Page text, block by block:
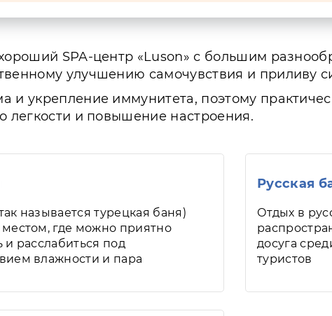
SPA-центр «Luson» с большим
улучшению самочувствия и приливу
укрепление иммунитета, поэтому
легкости и повышение настроения.
называется турецкая баня)
местом, где можно приятно
и расслабиться под
влажности и пара
Русская
Отдых в
досуга
туристов